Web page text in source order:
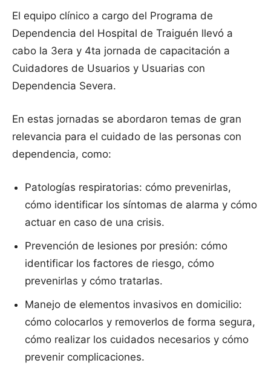
El equipo clínico a cargo del Programa de
Dependencia del Hospital de Traiguén llevó a
cabo la 3era y 4ta jornada de capacitación a
Cuidadores de Usuarios y Usuarias con
Dependencia Severa.
En estas jornadas se abordaron temas de gran
relevancia para el cuidado de las personas con
dependencia, como:
Patologías respiratorias: cómo prevenirlas,
cómo identificar los síntomas de alarma y cómo
actuar en caso de una crisis.
Prevención de lesiones por presión: cómo
identificar los factores de riesgo, cómo
prevenirlas y cómo tratarlas.
Manejo de elementos invasivos en domicilio:
cómo colocarlos y removerlos de forma segura,
cómo realizar los cuidados necesarios y cómo
prevenir complicaciones.